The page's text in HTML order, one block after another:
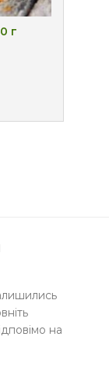
г
на